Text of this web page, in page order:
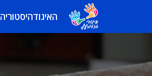
האיגודהיסטוריה